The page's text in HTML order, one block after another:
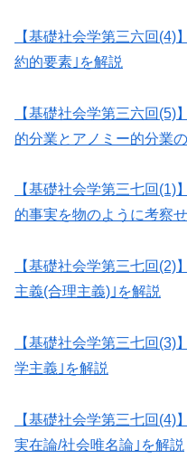
【基礎社会学第三六回(4)
約的要素｣を解説
【基礎社会学第三六回(5)
的分業とアノミー的分業
【基礎社会学第三七回(1)
的事実を物のように考察
【基礎社会学第三七回(2)
主義(合理主義)｣を解説
【基礎社会学第三七回(3)
学主義｣を解説
【基礎社会学第三七回(4)
実在論/社会唯名論｣を解説